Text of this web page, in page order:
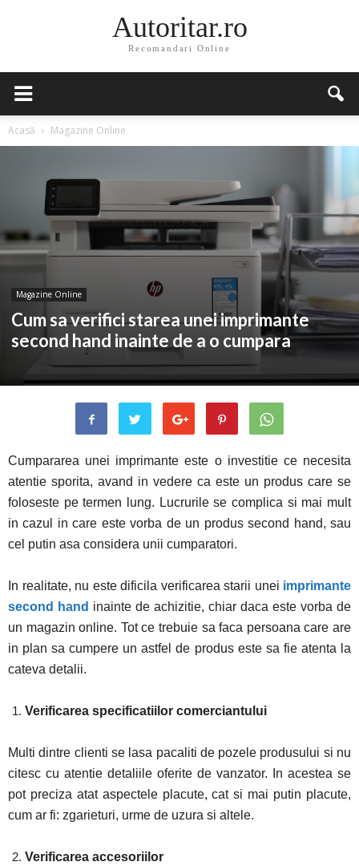
Autoritar.ro
Recomandari Online
Acasă Magazine Online
Magazine Online
Cum sa verifici starea unei imprimante
second hand inainte de a o cumpara
Cumpararea unei imprimante este o investitie ce necesita
atentie sporita, avand in vedere ca este un produs care se
foloseste pe termen lung. Lucrurile se complica si mai mult
in cazul in care este vorba de un produs second hand, sau
cel putin asa considera unii cumparatori.
In realitate, nu este dificila verificarea starii unei imprimante
second hand inainte de achizitie, chiar daca este vorba de
un magazin online. Tot ce trebuie sa faca persoana care are
in plan sa cumpere un astfel de produs este sa fie atenta la
cateva detalii.
Verificarea specificatiilor comerciantului
Multi dintre clienti se lasa pacaliti de pozele produsului si nu
citesc cu atentie detaliile oferite de vanzator. In acestea se
pot preciza atat aspectele placute, cat si mai putin placute,
cum ar fi: zgarieturi, urme de uzura si altele.
Verificarea accesoriilor